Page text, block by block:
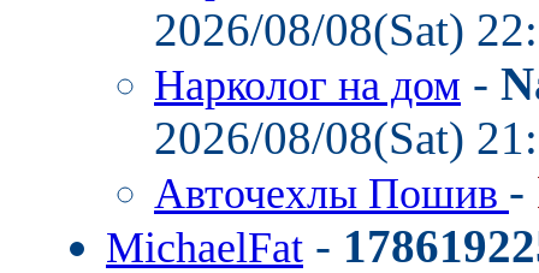
2026/08/08(Sat)
Нарколог на дом -
2026/08/08(Sat)
Авточехлы Пошив -
MichaelFat -